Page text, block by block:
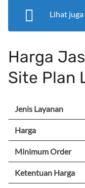
Lihat juga
Harga
Site Plan
Jenis Layanan
Harga
Minimum Order
Ketentuan Harga